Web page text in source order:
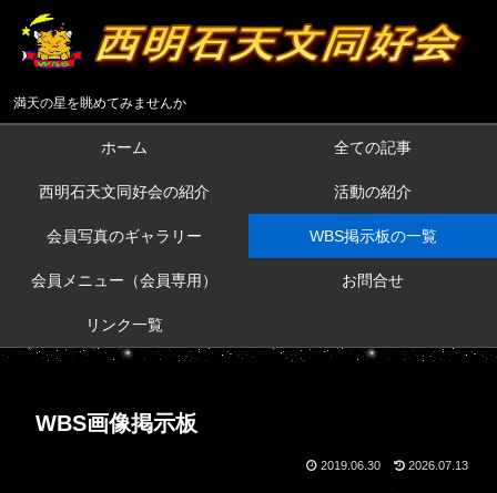
満天の星を眺めてみませんか
ホーム 全ての記事
西明石天文同好会の紹介 活動の紹介
会員写真のギャラリー WBS掲示板の一覧
会員メニュー（会員専用） お問合せ
リンク一覧
WBS画像掲示板
2019.06.30 2026.07.13